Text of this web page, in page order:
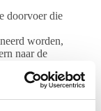
doorvoer die
worden,
naar de
is voor een